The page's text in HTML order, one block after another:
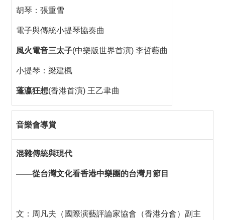
胡琴：張重雪
電子與傳統小提琴協奏曲
風火電音三太子(中樂版世界首演) 李哲藝曲
小提琴：梁建楓
蓬瀛狂想(香港首演) 王乙聿曲
音樂會導賞
混雜傳統與現代
——從台灣文化看香港中樂團的台灣月節目
文：周凡夫（國際演藝評論家協會（香港分會）副主